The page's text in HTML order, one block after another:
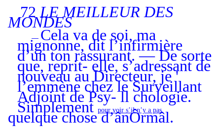
72 LE MEILLEUR DES
MONDES
— Cela va de soi, ma
mignonne, dit l’infirmière
d’un ton rassurant. — De sorte
que, reprit- elle, s’adressant de
nouveau au Directeur, je '
l’emmène chez le Surveillant
Adjoint de Psy- ll chologie.
Simplement pour voir s’il n’y a pas
quelque chose d’ânÔrmâl.